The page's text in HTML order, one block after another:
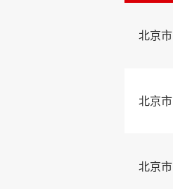
北京市
北京市
北京市